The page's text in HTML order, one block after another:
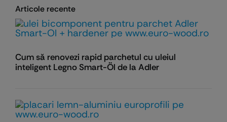
Articole recente
Cum să renovezi rapid parchetul cu uleiul
inteligent Legno Smart-Öl de la Adler